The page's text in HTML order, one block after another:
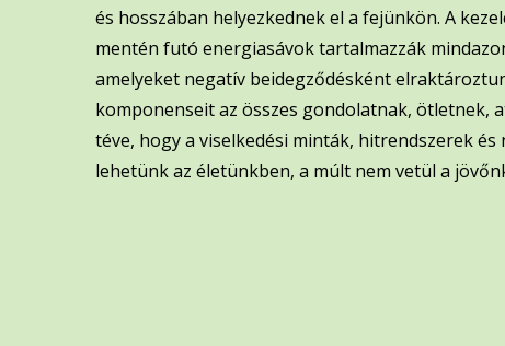
és hosszában helyezkednek el a fejünkön. A
mentén futó energiasávok tartalmazzák
amelyeket negatív beidegződésként
komponenseit az összes gondolatnak, ötletnek,
téve, hogy a viselkedési minták, hitrendszerek
lehetünk az életünkben, a múlt nem vetül a